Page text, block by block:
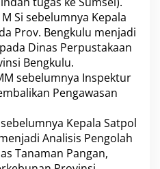
Si sebelumnya Kepala
Prov. Bengkulu menjadi
Dinas Perpustakaan
Bengkulu.
sebelumnya Inspektur
Pengawasan
Kepala Satpol
Analisis Pengolah
Tanaman Pangan,